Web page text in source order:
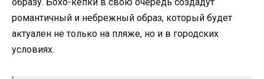
романтичный и небрежный образ, который будет
актуален не только на пляже, но и в городских
условиях.